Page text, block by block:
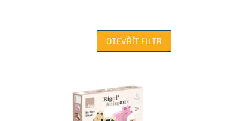
OTEVŘÍT FILTR